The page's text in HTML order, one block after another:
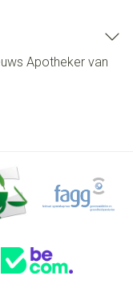
Apotheker van